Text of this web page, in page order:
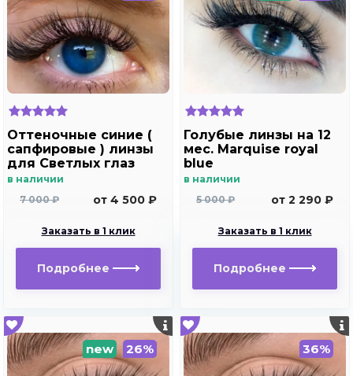
Оттеночные синие (
сапфировые ) линзы
для Светлых глаз
Marquise Solo dark
в наличии
7 000 ₽
от 4 500 ₽
Заказать в 1 клик
Подробнее
Голубые линзы на 12
мес. Marquise royal
blue
в наличии
5 000 ₽
от 2 290 ₽
Заказать в 1 клик
Подробнее
new 26% 36%